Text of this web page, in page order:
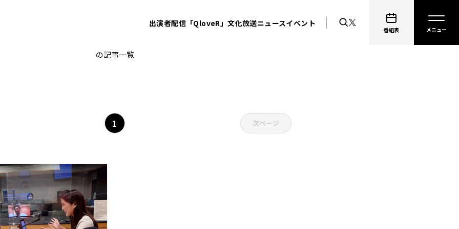
出演者配信「QloveR」文化放送ニュースイベント
番組表
の記事一覧
1 次ページ